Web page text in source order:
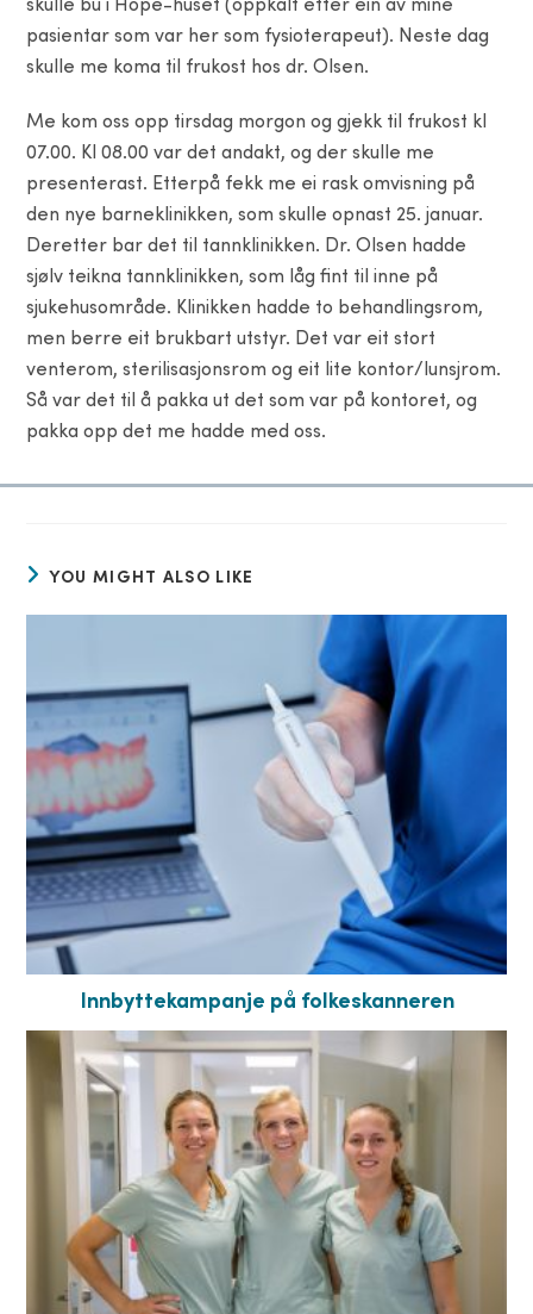
skulle bu i Hope-huset (oppkalt etter ein av mine
pasientar som var her som fysioterapeut). Neste dag
skulle me koma til frukost hos dr. Olsen.
Me kom oss opp tirsdag morgon og gjekk til frukost kl
07.00. Kl 08.00 var det andakt, og der skulle me
presenterast. Etterpå fekk me ei rask omvisning på
den nye barneklinikken, som skulle opnast 25. januar.
Deretter bar det til tannklinikken. Dr. Olsen hadde
sjølv teikna tannklinikken, som låg fint til inne på
sjukehusområde. Klinikken hadde to behandlingsrom,
men berre eit brukbart utstyr. Det var eit stort
venterom, sterilisasjonsrom og eit lite kontor/lunsjrom.
Så var det til å pakka ut det som var på kontoret, og
pakka opp det me hadde med oss.
YOU MIGHT ALSO LIKE
Innbyttekampanje på folkeskanneren